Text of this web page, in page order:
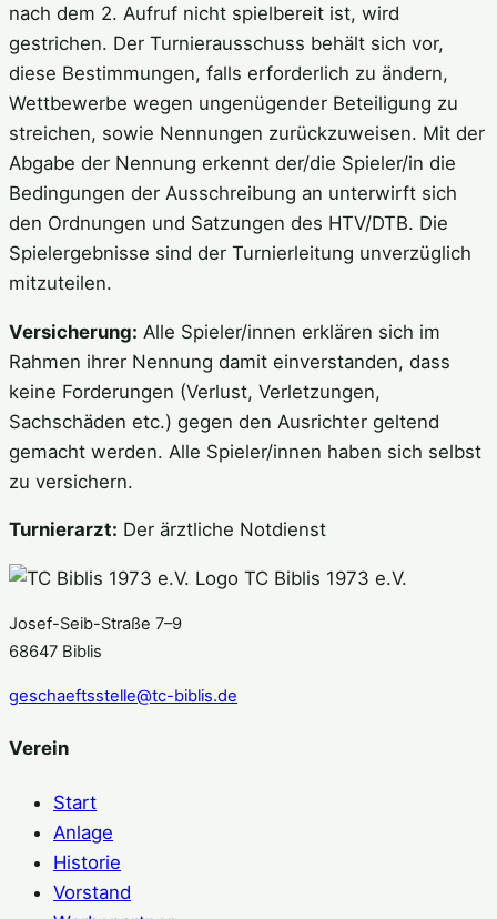
nach dem 2. Aufruf nicht spielbereit ist, wird
gestrichen. Der Turnierausschuss behält sich vor,
diese Bestimmungen, falls erforderlich zu ändern,
Wettbewerbe wegen ungenügender Beteiligung zu
streichen, sowie Nennungen zurückzuweisen. Mit der
Abgabe der Nennung erkennt der/die Spieler/in die
Bedingungen der Ausschreibung an unterwirft sich
den Ordnungen und Satzungen des HTV/DTB. Die
Spielergebnisse sind der Turnierleitung unverzüglich
mitzuteilen.
Versicherung: Alle Spieler/innen erklären sich im
Rahmen ihrer Nennung damit einverstanden, dass
keine Forderungen (Verlust, Verletzungen,
Sachschäden etc.) gegen den Ausrichter geltend
gemacht werden. Alle Spieler/innen haben sich selbst
zu versichern.
Turnierarzt: Der ärztliche Notdienst
TC Biblis 1973 e.V.
Josef-Seib-Straße 7–9
68647 Biblis
geschaeftsstelle@tc-biblis.de
Verein
Start
Anlage
Historie
Vorstand